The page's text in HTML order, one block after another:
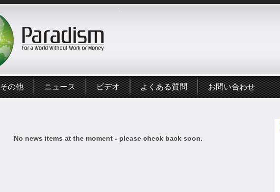
その他 ニュース ビデオ よくある質問 お問い合わせ
No news items at the moment - please check back soon.